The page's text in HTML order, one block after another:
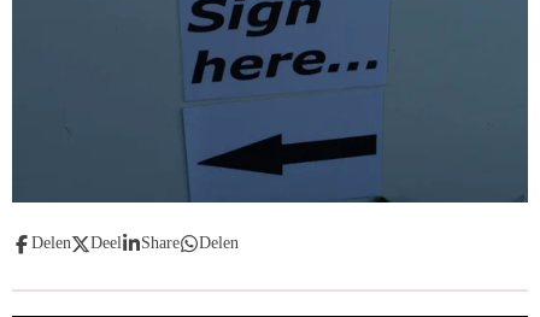
Delen Deel Share Delen